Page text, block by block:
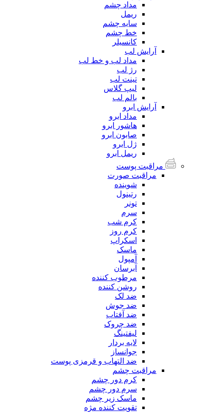
مداد چشم
ریمل
سایه چشم
خط چشم
کانسیلر
آرایش لب
مداد لب و خط لب
رژ لب
تینت لب
لیپ گلاس
بالم لب
آرایش ابرو
مداد ابرو
هاشور ابرو
صابون ابرو
ژل ابرو
ریمل ابرو
مراقبت پوست
مراقبت صورت
شوینده
رتینول
تونر
سرم
کرم شب
کرم روز
اسکراپ
ماسک
آمپول
آبرسان
مرطوب کننده
روشن کننده
ضد لک
ضد جوش
ضد آفتاب
ضد چروک
لیفتینگ
لایه بردار
جوانساز
ضد التهاب و قرمزی پوست
مراقبت چشم
کرم دور چشم
سرم دور چشم
ماسک زیر چشم
تقویت کننده مژه